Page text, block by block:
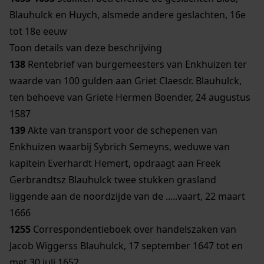
Blauhulck en Huych, alsmede andere geslachten, 16e
tot 18e eeuw
Toon details van deze beschrijving
138 Rentebrief van burgemeesters van Enkhuizen ter
waarde van 100 gulden aan Griet Claesdr. Blauhulck,
ten behoeve van Griete Hermen Boender, 24 augustus
1587
139Akte van transport voor de schepenen van
Enkhuizen waarbij Sybrich Semeyns, weduwe van
kapitein Everhardt Hemert, opdraagt aan Freek
Gerbrandtsz Blauhulck twee stukken grasland
liggende aan de noordzijde van de .....vaart, 22 maart
1666
1255 Correspondentieboek over handelszaken van
Jacob Wiggerss Blauhulck, 17 september 1647 tot en